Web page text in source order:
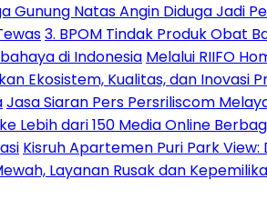
Natas Angin Diduga Jadi Penyebab
Tindak Produk Obat Bahan
IndonesiaMelalui RIIFO Home, RIIFO
Kualitas, dan Inovasi Produk di
Pers Persriliscom Melayani
150 Media Online Berbagai
Apartemen Puri Park View: Di Balik
Rusak dan Kepemilikan Tak